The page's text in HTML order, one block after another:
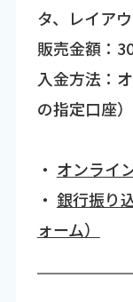
タ、レイア
販売金額：
入金方法：
の指定口座）
・ オンライ
・ 銀行振り
ォーム）